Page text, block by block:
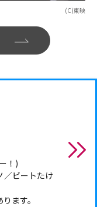
(C)東映
！)
／ビートたけ
ます。